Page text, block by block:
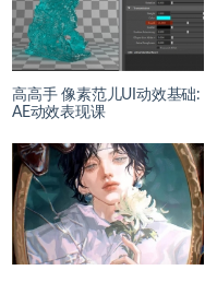
高高手 像素范儿UI动效基础:
AE动效表现课